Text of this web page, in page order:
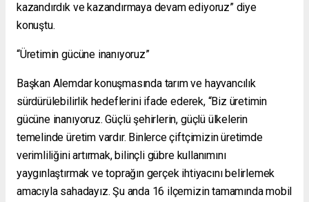
kazandırdık ve kazandırmaya devam ediyoruz” diye
konuştu.
“Üretimin gücüne inanıyoruz”
Başkan Alemdar konuşmasında tarım ve hayvancılık
sürdürülebilirlik hedeflerini ifade ederek, “Biz üretimin
gücüne inanıyoruz. Güçlü şehirlerin, güçlü ülkelerin
temelinde üretim vardır. Binlerce çiftçimizin üretimde
verimliliğini artırmak, bilinçli gübre kullanımını
yaygınlaştırmak ve toprağın gerçek ihtiyacını belirlemek
amacıyla sahadayız. Şu anda 16 ilçemizin tamamında mobil